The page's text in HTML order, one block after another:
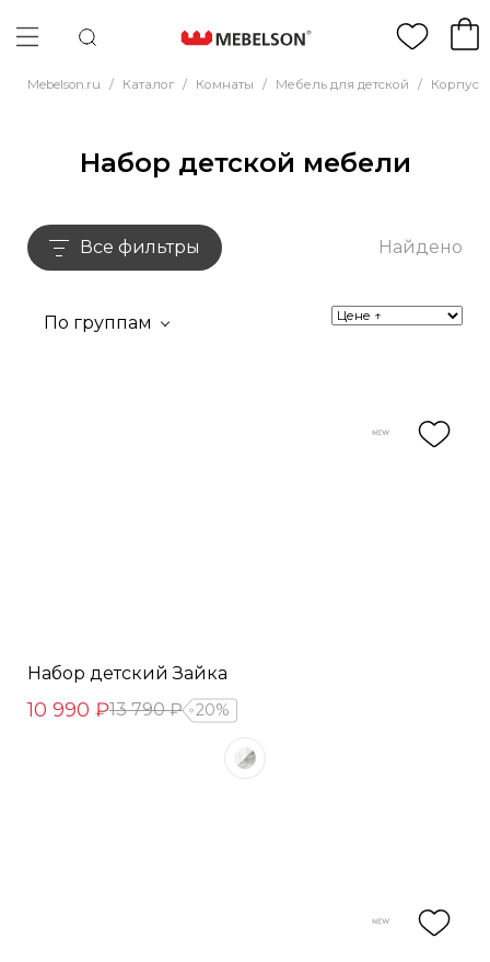
Mebelson.ru / Каталог / Комнаты / Мебель для детской /
Набор детской мебели
Все фильтры Найдено
По группам
Набор детский Зайка
10 990 ₽13 790 ₽ 20%